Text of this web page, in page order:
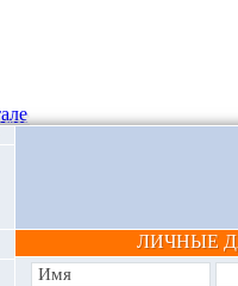
ЛИЧНЫЕ